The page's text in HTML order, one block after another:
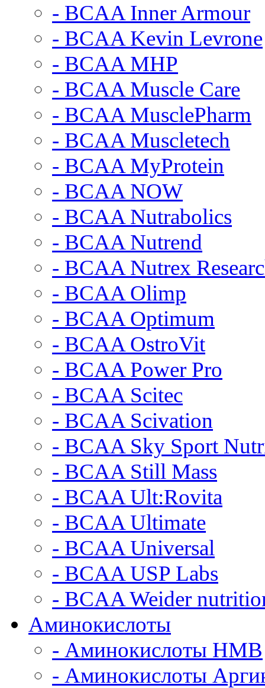
- BCAA Inner Armour
- BCAA Kevin Levrone
- BCAA MHP
- BCAA Muscle Care
- BCAA MusclePharm
- BCAA Muscletech
- BCAA MyProtein
- BCAA NOW
- BCAA Nutrabolics
- BCAA Nutrend
- BCAA Nutrex
- BCAA Olimp
- BCAA Optimum
- BCAA OstroVit
- BCAA Power Pro
- BCAA Scitec
- BCAA Scivation
- BCAA Sky Sport
- BCAA Still Mass
- BCAA Ult:Rovita
- BCAA Ultimate
- BCAA Universal
- BCAA USP Labs
- BCAA Weider
Аминокислоты
- Аминокислоты HMB
- Аминокислоты